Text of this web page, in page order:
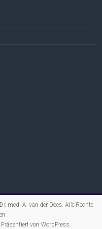
med. A. van der Does. Alle Rechte
Präsentiert vonWordPress.